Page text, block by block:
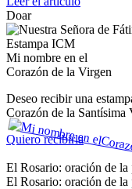
Doar
Estampa ICM
Mi nombre en el
Corazón de la Virgen
Deseo recibir una
Corazón de la
Quiero recibirla
El Rosario: oración de la
El Rosario: oración de la